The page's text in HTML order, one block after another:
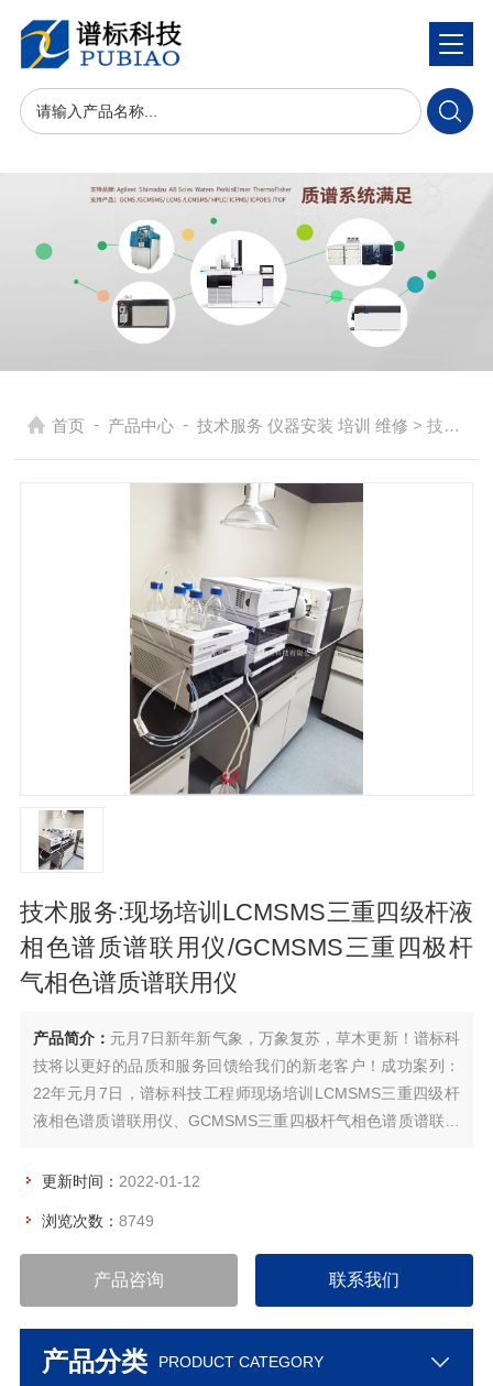
首页 - 产品中心 - 技术服务 仪器安装 培训 维修 > 技术服务:现场培训LCMSMS三重四级杆液相色谱质谱联用仪/GCMSMS三重四极杆气相色谱质谱联用仪
技术服务:现场培训LCMSMS三重四级杆液
相色谱质谱联用仪/GCMSMS三重四极杆
气相色谱质谱联用仪
产品简介： 元月7日新年新气象，万象复苏，草木更新！谱标科
技将以更好的品质和服务回馈给我们的新老客户！成功案列：
22年元月7日，谱标科技工程师现场培训LCMSMS三重四级杆
液相色谱质谱联用仪、GCMSMS三重四极杆气相色谱质谱联用
更新时间： 2022-01-12
浏览次数： 8749
产品咨询 联系我们
产品分类 PRODUCT CATEGORY